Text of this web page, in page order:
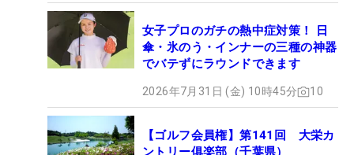
女子プロのガチの熱中症対策！ 日
傘・氷のう・インナーの三種の神器
でバテずにラウンドできます
2026年7月31日 (金) 10時45分 10
【ゴルフ会員権】第141回 大栄カ
ントリー俱楽部（千葉県）